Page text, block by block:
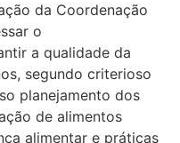
da Coordenação
o
a qualidade da
segundo criterioso
planejamento dos
de alimentos
alimentar e práticas